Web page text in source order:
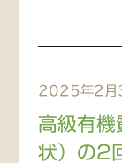
2025年2月
高級有機
状）の2